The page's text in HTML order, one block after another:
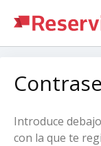
Introduce
con la que te